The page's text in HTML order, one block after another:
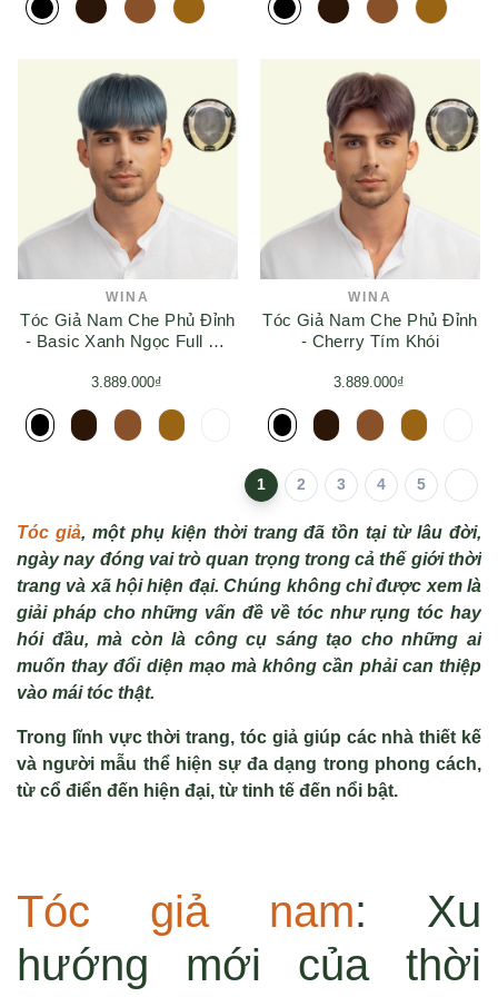
WINA
Tóc Giả Nam Che Phủ Đỉnh
- Basic Xanh Ngọc Full Da
3.889.000₫
WINA
Tóc Giả Nam Che Phủ Đỉnh
- Cherry Tím Khói
3.889.000₫
1 2 3 4 5
Tóc giả, một phụ kiện thời trang đã tồn tại từ lâu đời,
ngày nay đóng vai trò quan trọng trong cả thế giới thời
trang và xã hội hiện đại. Chúng không chỉ được xem là
giải pháp cho những vấn đề về tóc như rụng tóc hay
hói đầu, mà còn là công cụ sáng tạo cho những ai
muốn thay đổi diện mạo mà không cần phải can thiệp
vào mái tóc thật.
Trong lĩnh vực thời trang, tóc giả giúp các nhà thiết kế
và người mẫu thể hiện sự đa dạng trong phong cách,
từ cổ điển đến hiện đại, từ tinh tế đến nổi bật.
Tóc giả nam: Xu
hướng mới của thời